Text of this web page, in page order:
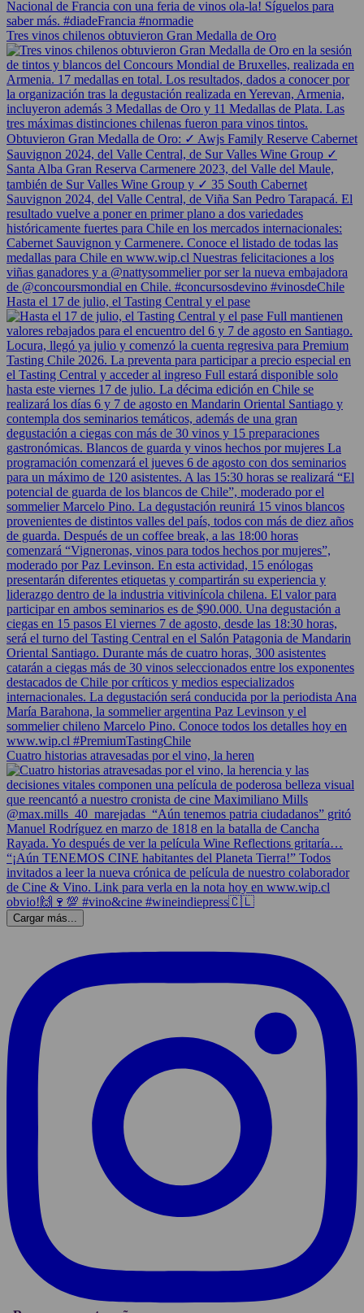
Tres vinos chilenos obtuvieron Gran Medalla de Oro
Hasta el 17 de julio, el Tasting Central y el pase
Cuatro historias atravesadas por el vino, la heren
Cargar más...